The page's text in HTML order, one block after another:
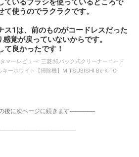
ているブラシを使っているところで
使うのでラクラクです。
ス1は、前のものがコードレスだった
覚が戻っていないからです。
て良かったです！
マーレビュー: 三菱 紙パック式クリーナーコード
ーホワイト【掃除機】MITSUBISHI Be-K TC-
後に次ページに続きます-----------------